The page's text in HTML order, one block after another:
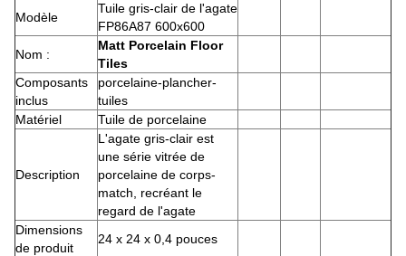
Modèle
Tuile gris-clair de l'agate
FP86A87 600x600
Nom :
Matt Porcelain Floor
Tiles
Composants
inclus
porcelaine-plancher-
tuiles
Matériel
Tuile de porcelaine
Description
L'agate gris-clair est
une série vitrée de
porcelaine de corps-
match, recréant le
regard de l'agate
Dimensions
de produit
24 x 24 x 0,4 pouces